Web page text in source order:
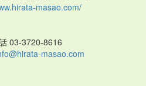
masao.com/
03-3720-8616
masao.com